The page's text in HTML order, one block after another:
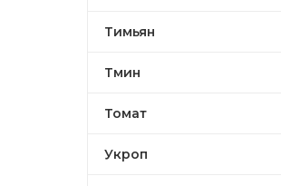
Тимьян
Тмин
Томат
Укроп